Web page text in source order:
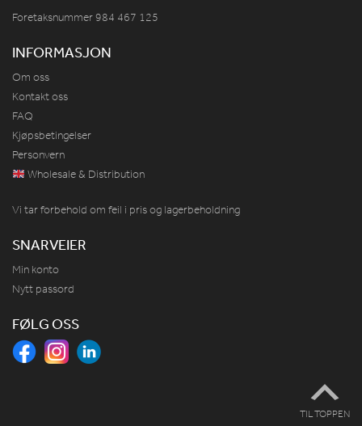
Foretaksnummer 984 467 125
INFORMASJON
Om oss
Kontakt oss
FAQ
Kjøpsbetingelser
Personvern
Wholesale & Distribution
Vi tar forbehold om feil i pris og lagerbeholdning
SNARVEIER
Min konto
Nytt passord
FØLG OSS
TIL TOPPEN